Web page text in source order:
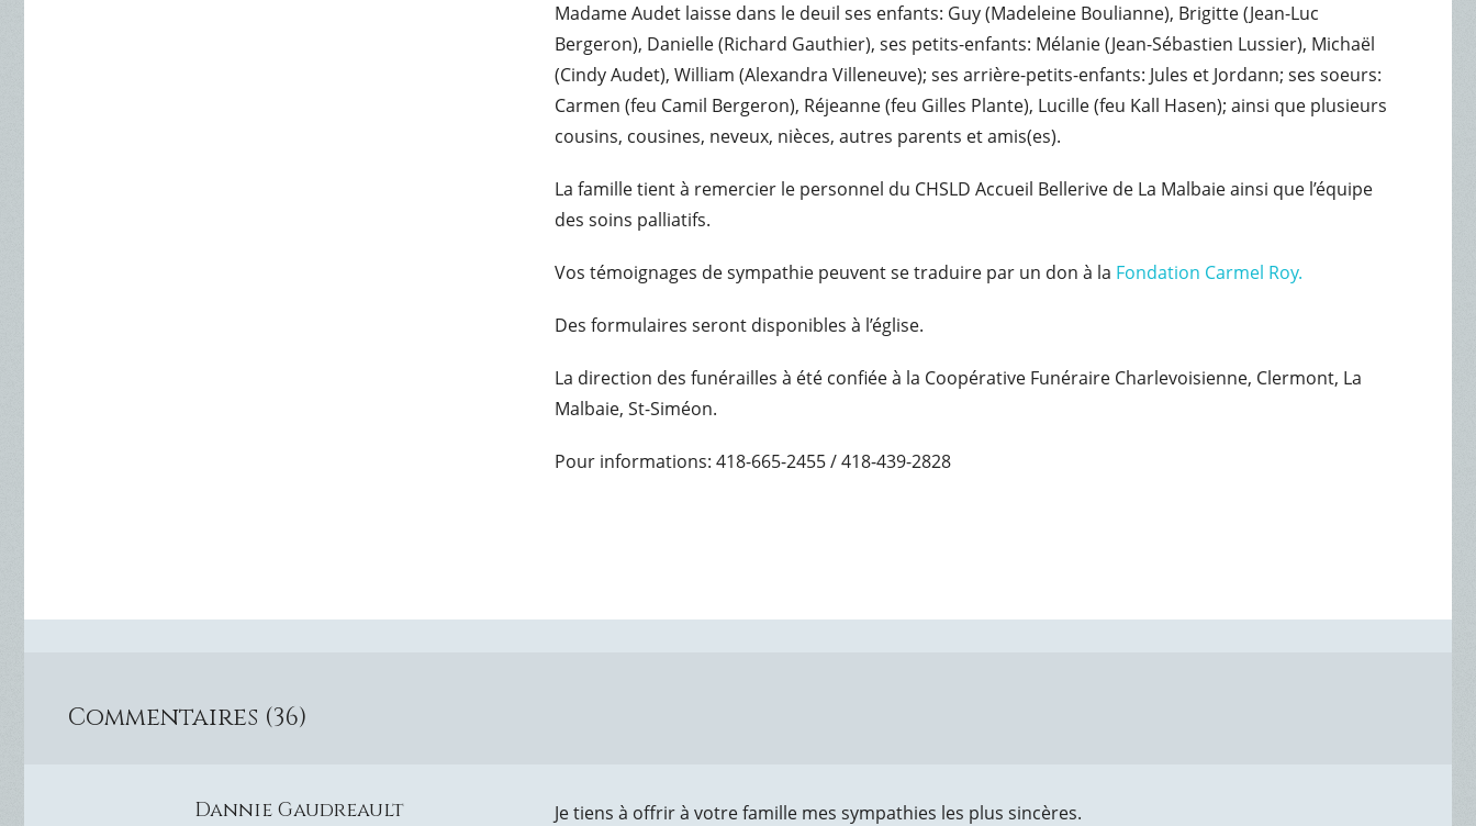
Madame Audet laisse dans le deuil ses enfants: Guy (Madeleine Boulianne), Brigitte (Jean-Luc
Bergeron), Danielle (Richard Gauthier), ses petits-enfants: Mélanie (Jean-Sébastien Lussier), Michaël
(Cindy Audet), William (Alexandra Villeneuve); ses arrière-petits-enfants: Jules et Jordann; ses soeurs:
Carmen (feu Camil Bergeron), Réjeanne (feu Gilles Plante), Lucille (feu Kall Hasen); ainsi que plusieurs
cousins, cousines, neveux, nièces, autres parents et amis(es).
La famille tient à remercier le personnel du CHSLD Accueil Bellerive de La Malbaie ainsi que l’équipe
des soins palliatifs.
Vos témoignages de sympathie peuvent se traduire par un don à la Fondation Carmel Roy.
Des formulaires seront disponibles à l’église.
La direction des funérailles à été confiée à la Coopérative Funéraire Charlevoisienne, Clermont, La
Malbaie, St-Siméon.
Pour informations: 418-665-2455 / 418-439-2828
Commentaires (36)
Dannie Gaudreault Je tiens à offrir à votre famille mes sympathies les plus sincères.